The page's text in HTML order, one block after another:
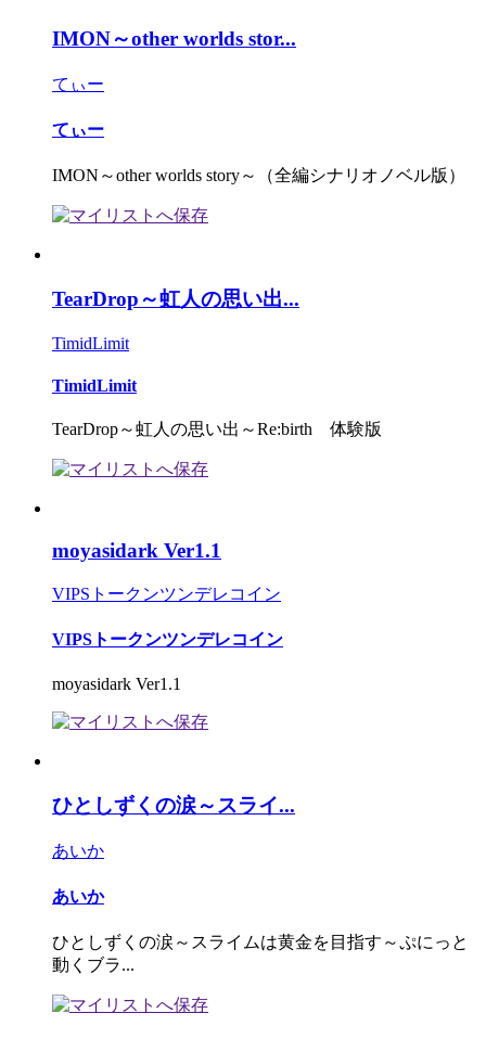
IMON～other worlds stor...
てぃー
てぃー
IMON～other worlds story～（全編シナリオノベル版）
TearDrop～虹人の思い出...
TimidLimit
TimidLimit
TearDrop～虹人の思い出～Re:birth 体験版
moyasidark Ver1.1
VIPSトークンツンデレコイン
VIPSトークンツンデレコイン
moyasidark Ver1.1
ひとしずくの涙～スライ...
あいか
あいか
ひとしずくの涙～スライムは黄金を目指す～ぷにっと
動くブラ...